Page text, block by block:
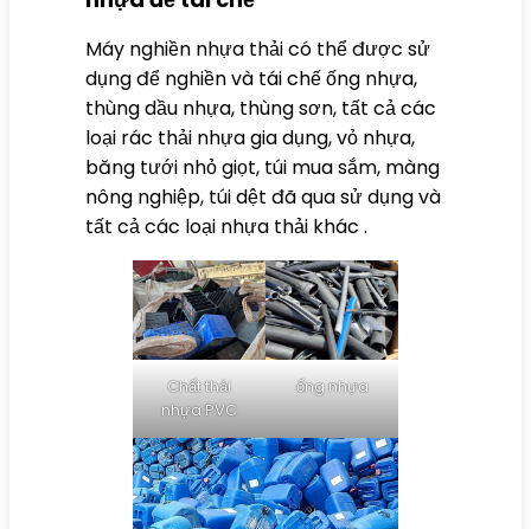
Máy nghiền nhựa thải có thể được sử
dụng để nghiền và tái chế ống nhựa,
thùng dầu nhựa, thùng sơn, tất cả các
loại rác thải nhựa gia dụng, vỏ nhựa,
băng tưới nhỏ giọt, túi mua sắm, màng
nông nghiệp, túi dệt đã qua sử dụng và
tất cả các loại nhựa thải khác .
Chất thải
nhựa PVC
ống nhựa